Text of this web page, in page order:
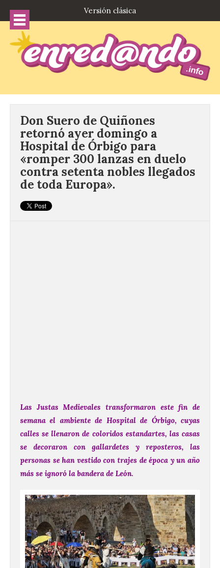
Versión clásica
Don Suero de Quiñones
retornó ayer domingo a
Hospital de Órbigo para
«romper 300 lanzas en duelo
contra setenta nobles llegados
de toda Europa».
Las Justas Medievales transformaron este fin de
semana el ambiente de Hospital de Órbigo, cuyas
calles se llenaron de coloridos estandartes, las casas
se decoraron con gallardetes y reposteros, las
personas se han vestido con trajes de época y un año
más se ignoró la bandera de León.